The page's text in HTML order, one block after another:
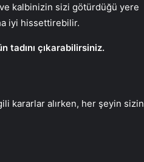
ve kalbinizin sizi götürdüğü yere
iyi hissettirebilir.
tadını çıkarabilirsiniz.
kararlar alırken, her şeyin sizin